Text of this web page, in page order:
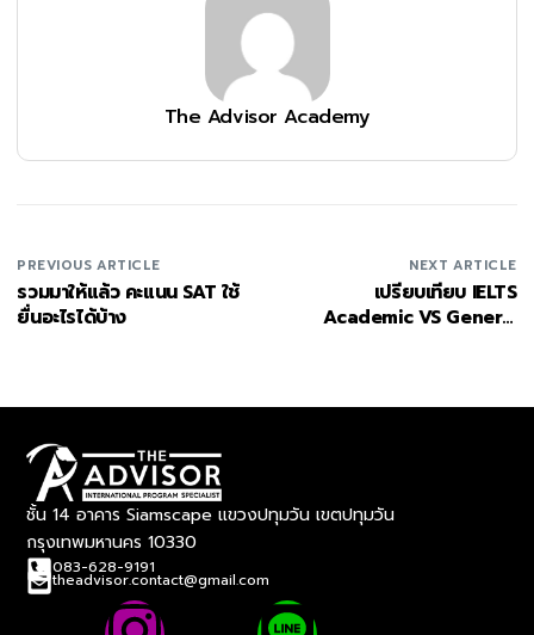
The Advisor Academy
PREVIOUS ARTICLE
รวมมาให้แล้ว คะแนน SAT ใช้
ยื่นอะไรได้บ้าง
NEXT ARTICLE
เปรียบเทียบ IELTS
Academic VS General
ชั้น 14 อาคาร Siamscape แขวงปทุมวัน เขตปทุมวัน
กรุงเทพมหานคร 10330
083-628-9191
theadvisor.contact@gmail.com